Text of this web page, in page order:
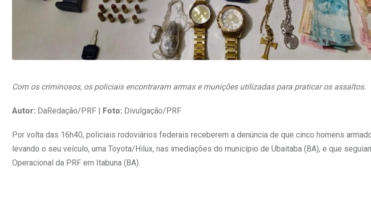
Com os criminosos, os policiais encontraram armas e munições utilizadas para praticar os assaltos.
Autor: DaRedação/PRF | Foto: Divulgação/PRF
Por volta das 16h40, policiais rodoviários federais receberem a denúncia de que cinco homens
levando o seu veículo, uma Toyota/Hilux, nas imediações do município de Ubaitaba (BA), e que
Operacional da PRF em Itabuna (BA).